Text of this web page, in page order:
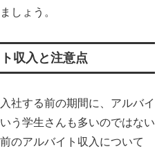
しょう。
収入と注意点
社する前の期間に、アルバイ
う学生さんも多いのではない
のアルバイト収入について